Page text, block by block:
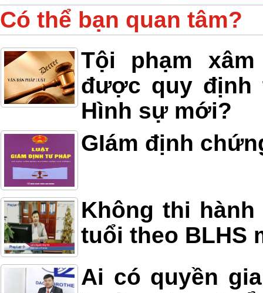
Có thể bạn quan tâm?
Tội phạm
được quy định
Hình sự mới?
GIám định
Không thi
tuổi theo BLHS
Ai có quyền